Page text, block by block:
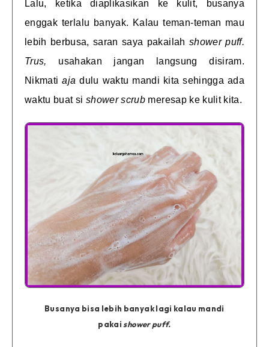
Lalu, ketika diaplikasikan ke kulit, busanya
enggak terlalu banyak. Kalau teman-teman mau
lebih berbusa, saran saya pakailah shower puff.
Trus, usahakan jangan langsung disiram.
Nikmatiajadulu waktu mandi kita sehingga ada
waktu buat si shower scrub meresap ke kulit kita.
Busanya bisa lebih banyak lagi kalau mandi
pakaishower puff.